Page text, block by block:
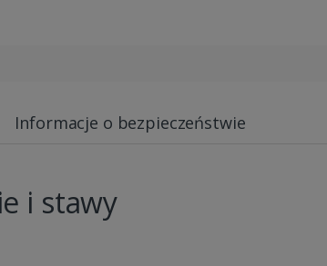
Informacje o bezpieczeństwie
i stawy